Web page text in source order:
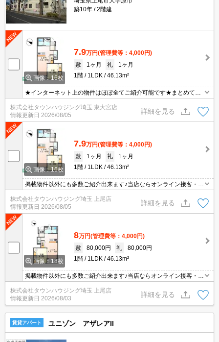
築10年
2階建
画像：16枚
7.9万円(管理費等：4,000円)
敷
1ヶ月 礼
1ヶ月
1階
1LDK 46.13m²
★インターネット上の物件はほぼ全てご紹介可能です★まとめてご
紹介致します★お部屋探しは情報量地域No１の★タウンハウジング
東大宮店まで★
株式会社タウンハウジング埼玉 東大宮店
情報更新日 2026/08/05
詳細を見る
画像：16枚
7.9万円(管理費等：4,000円)
敷
1ヶ月 礼
1ヶ月
1階
1LDK 46.13m²
掲載物件以外にも多数ご紹介出来ます♪当店ならオンライン接客・内
見可能です！メールでのお問い合わせの際は、電話番号も記載頂き
ますとスムーズに御対応できます♪
株式会社タウンハウジング埼玉 上尾店
情報更新日 2026/08/05
詳細を見る
画像：18枚
8万円(管理費等：4,000円)
敷
80,000円 礼
80,000円
1階
1LDK 46.13m²
掲載物件以外にも多数ご紹介出来ます♪当店ならオンライン接客・内
見可能です！メールでのお問い合わせの際は、電話番号も記載頂き
ますとスムーズに御対応できます♪
株式会社タウンハウジング埼玉 上尾店
情報更新日 2026/08/03
詳細を見る
賃貸アパート ユニゾン アザレアII